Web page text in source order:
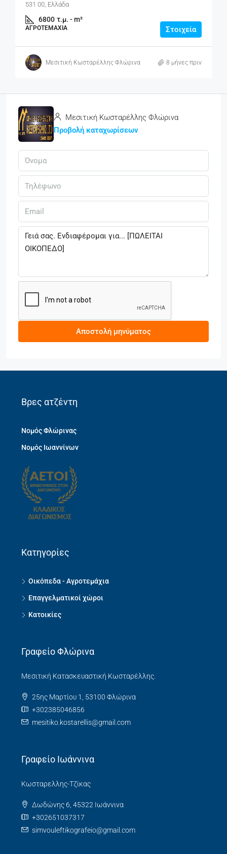
531 00, Ελλάδα
6800 τ.μ. - m²
ΑΓΡΟΤΕΜΆΧΙΑ Στοιχεία
Μεσιτική Κωσταρέλλης Φλώρινα 8 μήνες πριν
Μεσιτική Κωσταρέλλης Φλώρινα
Προβολή καταχωρίσεων
Αποστολή μηνύματος
Βρες ατζέντη
Νομός Φλώρινας
Νομός Ιωαννίνων
Κατηγορίες
Οικόπεδα - Αγροτεμάχια
Επαγγελματικοί χώροι
Κατοικίες
Γραφείο Φλώρινα
Μεσιτική Κατασκευαστική Κωσταρέλλης.
25ης Μαρτίου 1, 53100 Φλώρινα
+302385046856
mesitiko.kostarellis@gmail.com
Γραφείο Ιωάννινα
Κωσταρελλης-Τζίκας
Δωδώνης 6, 45322 Ιωάννινα
+302651037317
simvouleftikografeio@gmail.com